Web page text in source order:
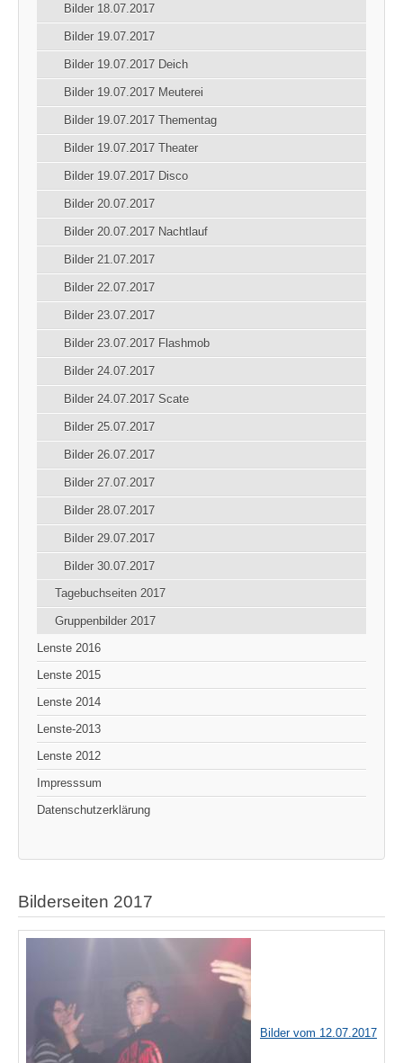
Bilder 18.07.2017
Bilder 19.07.2017
Bilder 19.07.2017 Deich
Bilder 19.07.2017 Meuterei
Bilder 19.07.2017 Thementag
Bilder 19.07.2017 Theater
Bilder 19.07.2017 Disco
Bilder 20.07.2017
Bilder 20.07.2017 Nachtlauf
Bilder 21.07.2017
Bilder 22.07.2017
Bilder 23.07.2017
Bilder 23.07.2017 Flashmob
Bilder 24.07.2017
Bilder 24.07.2017 Scate
Bilder 25.07.2017
Bilder 26.07.2017
Bilder 27.07.2017
Bilder 28.07.2017
Bilder 29.07.2017
Bilder 30.07.2017
Tagebuchseiten 2017
Gruppenbilder 2017
Lenste 2016
Lenste 2015
Lenste 2014
Lenste-2013
Lenste 2012
Impresssum
Datenschutzerklärung
Bilderseiten 2017
Bilder vom 12.07.2017